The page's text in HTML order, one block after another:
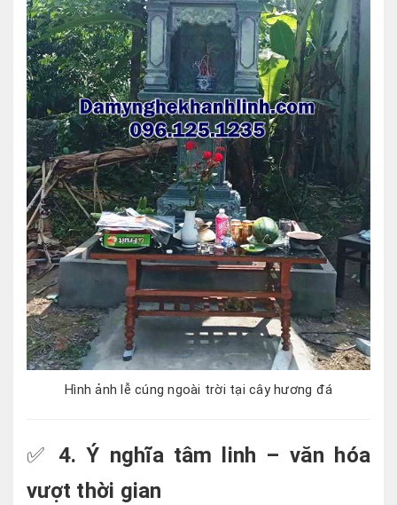
Hình ảnh lễ cúng ngoài trời tại cây hương đá
✅ 4. Ý nghĩa tâm linh – văn hóa
vượt thời gian